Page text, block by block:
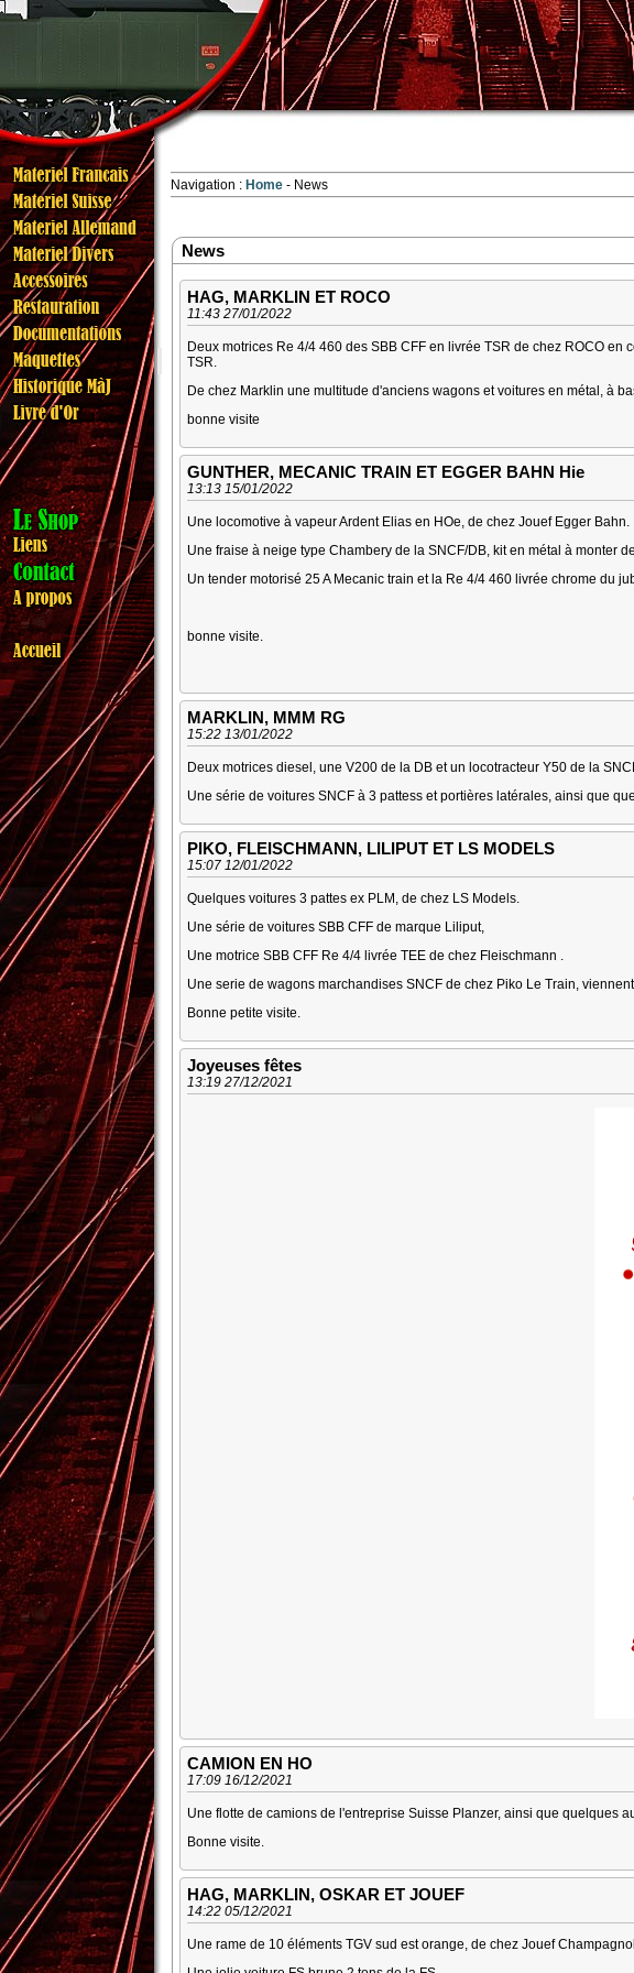
Navigation : Home News
News
HAG, MARKLIN ET ROCO
11:43 27/01/2022
Deux motrices Re 4/4 460 des SBB CFF en livrée TSR de chez ROCO
TSR.
De chez Marklin une multitude d'anciens wagons et voitures en métal, à
bonne visite
GUNTHER, MECANIC TRAIN ET EGGER BAHN Hie
13:13 15/01/2022
Une locomotive à vapeur Ardent Elias en HOe, de chez Jouef Egger Bahn.
Une fraise à neige type Chambery de la SNCF/DB, kit en métal à monter
Un tender motorisé 25 A Mecanic train et la Re 4/4 460 livrée chrome du
bonne visite.
MARKLIN, MMM RG
15:22 13/01/2022
Deux motrices diesel, une V200 de la DB et un locotracteur Y50 de la
Une série de voitures SNCF à 3 pattess et portières latérales, ainsi que
PIKO, FLEISCHMANN, LILIPUT ET LS MODELS
15:07 12/01/2022
Quelques voitures 3 pattes ex PLM, de chez LS Models.
Une série de voitures SBB CFF de marque Liliput,
Une motrice SBB CFF Re 4/4 livrée TEE de chez Fleischmann .
Une serie de wagons marchandises SNCF de chez Piko Le Train,
Bonne petite visite.
Joyeuses fêtes
13:19 27/12/2021
CAMION EN HO
17:09 16/12/2021
Une flotte de camions de l'entreprise Suisse Planzer, ainsi que quelques
Bonne visite.
HAG, MARKLIN, OSKAR ET JOUEF
14:22 05/12/2021
Une rame de 10 éléments TGV sud est orange, de chez Jouef